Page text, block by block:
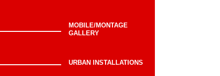
MOBILE/MONTAGE
GALLERY
URBAN INSTALLATIONS